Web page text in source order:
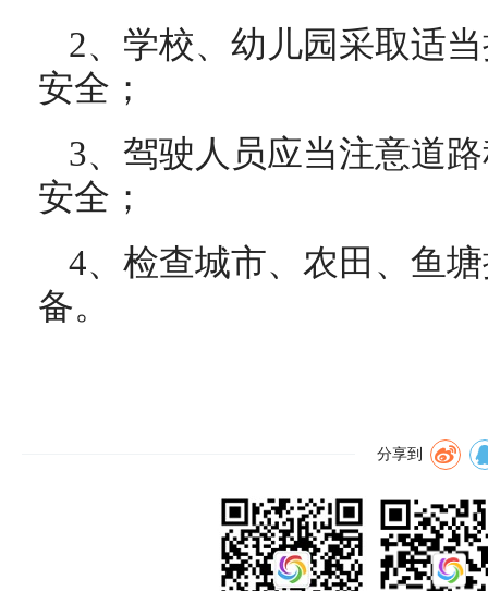
2、学校、幼儿园采取适
安全；
3、驾驶人员应当注意道
安全；
4、检查城市、农田、鱼
备。
分享到